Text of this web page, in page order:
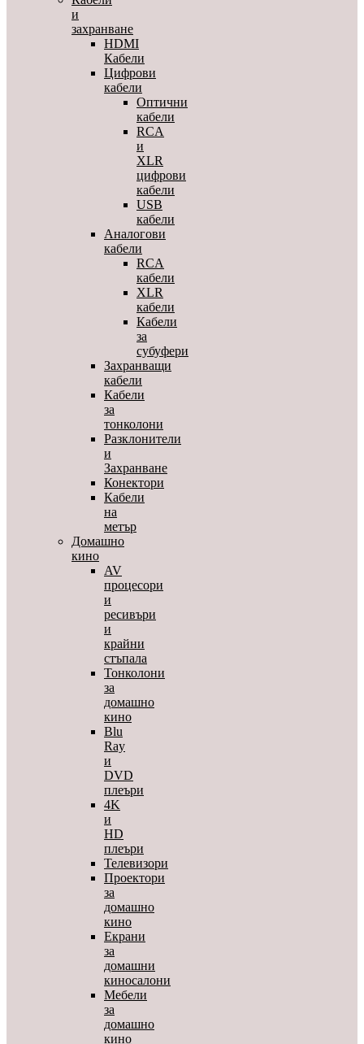
и
захранване
HDMI
Кабели
Цифрови
кабели
Оптични
кабели
RCA
и
XLR
цифрови
кабели
USB
кабели
Аналогови
кабели
RCA
кабели
XLR
кабели
Кабели
за
субуфери
Захранващи
кабели
Кабели
за
тонколони
Разклонители
и
Захранване
Конектори
Кабели
на
метър
Домашно
кино
AV
процесори
и
ресивъри
и
крайни
стъпала
Тонколони
за
домашно
кино
Blu
Ray
и
DVD
плеъри
4K
и
HD
плеъри
Телевизори
Проектори
за
домашно
кино
Екрани
за
домашни
киносалони
Мебели
за
домашно
кино